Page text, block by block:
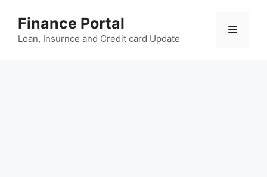
content
Finance Portal
Loan, Insurnce and Credit card Update
Menu